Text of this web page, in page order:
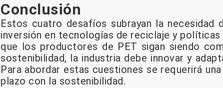
Conclusión
Estos cuatro desafíos subrayan la necesidad
inversión en tecnologías de reciclaje y
que los productores de PET sigan siendo
sostenibilidad, la industria debe innovar y
Para abordar estas cuestiones se requerirá
plazo con la sostenibilidad.